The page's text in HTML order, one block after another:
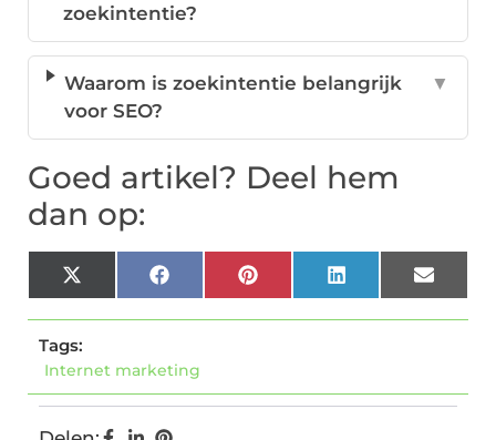
zoekintentie?
Waarom is zoekintentie belangrijk
voor SEO?
▼
Goed artikel? Deel hem
dan op:
X
(Twitter)
FacebookPinterestLinkedInEmail
Tags:
Internet marketing